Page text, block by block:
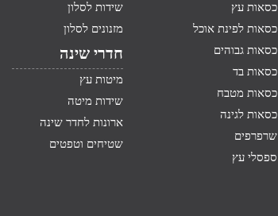
כסאות עץ
כסאות לפינת אוכל
כסאות גבוהים
כסאות בד
כסאות מטבח
כסאות לגינה
שרפרפים
ספסלי עץ
שידות לסלון
מזנונים לסלון
חדרי שינה
מיטות עץ
שידות מיטה
ארונות לחדר שינה
שטיחים וטפטים